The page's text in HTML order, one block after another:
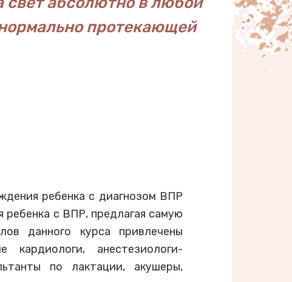
протекающей
ребенка с диагнозом ВПР
с ВПР, предлагая самую
данного курса привлечены
кардиологи, анестезиологи-
по лактации, акушеры,